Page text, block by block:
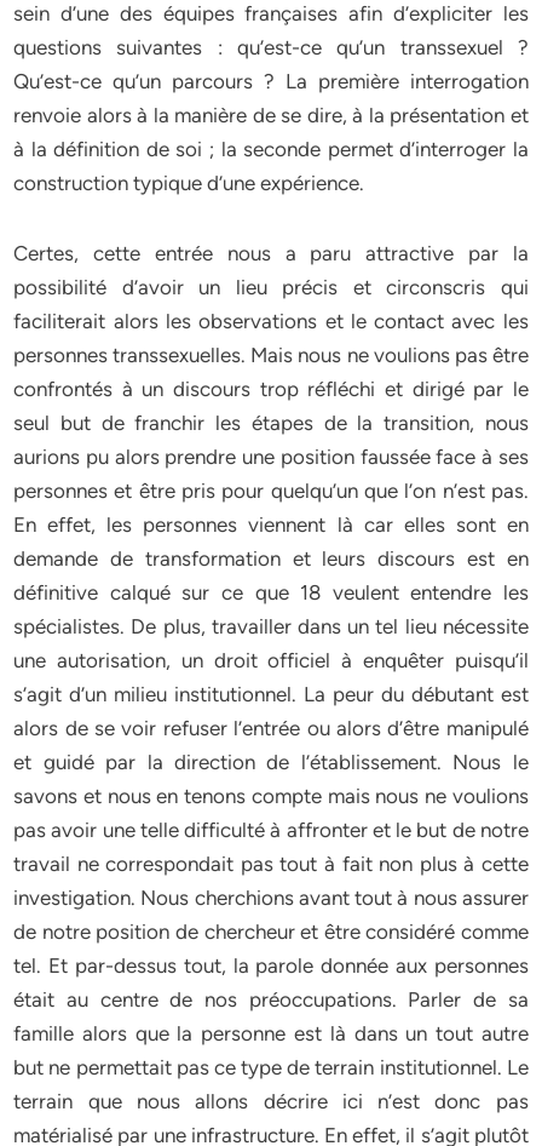
sein d’une des équipes françaises afin d’expliciter les
questions suivantes : qu’est-ce qu’un transsexuel ?
Qu’est-ce qu’un parcours ? La première interrogation
renvoie alors à la manière de se dire, à la présentation et
à la définition de soi ; la seconde permet d’interroger la
construction typique d’une expérience.
Certes, cette entrée nous a paru attractive par la
possibilité d’avoir un lieu précis et circonscris qui
faciliterait alors les observations et le contact avec les
personnes transsexuelles. Mais nous ne voulions pas être
confrontés à un discours trop réfléchi et dirigé par le
seul but de franchir les étapes de la transition, nous
aurions pu alors prendre une position faussée face à ses
personnes et être pris pour quelqu’un que l’on n’est pas.
En effet, les personnes viennent là car elles sont en
demande de transformation et leurs discours est en
définitive calqué sur ce que 18 veulent entendre les
spécialistes. De plus, travailler dans un tel lieu nécessite
une autorisation, un droit officiel à enquêter puisqu’il
s’agit d’un milieu institutionnel. La peur du débutant est
alors de se voir refuser l’entrée ou alors d’être manipulé
et guidé par la direction de l’établissement. Nous le
savons et nous en tenons compte mais nous ne voulions
pas avoir une telle difficulté à affronter et le but de notre
travail ne correspondait pas tout à fait non plus à cette
investigation. Nous cherchions avant tout à nous assurer
de notre position de chercheur et être considéré comme
tel. Et par-dessus tout, la parole donnée aux personnes
était au centre de nos préoccupations. Parler de sa
famille alors que la personne est là dans un tout autre
but ne permettait pas ce type de terrain institutionnel. Le
terrain que nous allons décrire ici n’est donc pas
matérialisé par une infrastructure. En effet, il s’agit plutôt